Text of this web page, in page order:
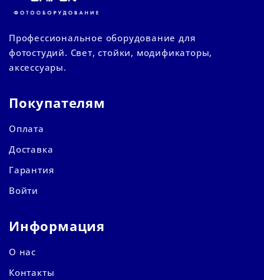
Профессиональное оборудование для
фотостудий. Свет, стойки, модификаторы,
аксессуары.
Покупателям
Оплата
Доставка
Гарантия
Войти
Информация
О нас
Контакты